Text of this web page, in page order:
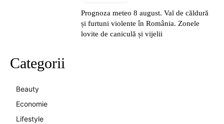
Prognoza meteo 8 august. Val de căldură
și furtuni violente în România. Zonele
lovite de caniculă și vijelii
Categorii
Beauty
Economie
Lifestyle